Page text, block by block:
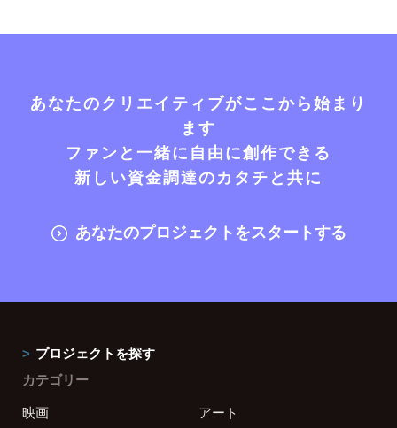
あなたのクリエイティブがここから始まり
ます
ファンと一緒に自由に創作できる
新しい資金調達のカタチと共に
あなたのプロジェクトをスタートする
プロジェクトを探す
カテゴリー
映画
アート